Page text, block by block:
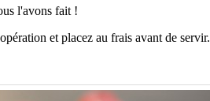
l'avons fait !
et placez au frais avant de servir.